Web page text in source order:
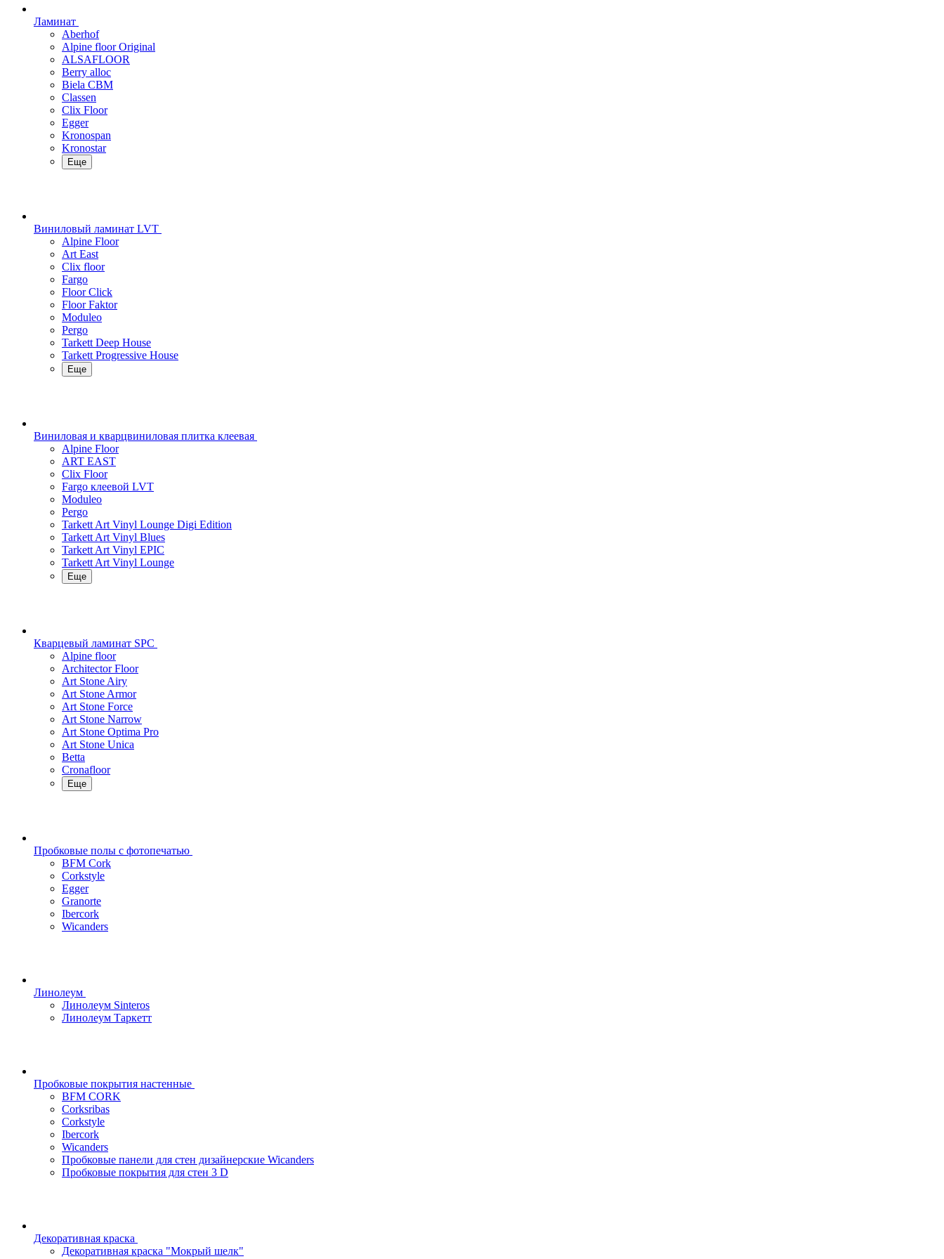
Ламинат
Aberhof
Alpine floor Original
ALSAFLOOR
Berry alloc
Biela CBM
Classen
Clix Floor
Egger
Kronospan
Kronostar
Еще
Виниловый ламинат LVT
Alpine Floor
Art East
Clix floor
Fargo
Floor Click
Floor Faktor
Moduleo
Pergo
Tarkett Deep House
Tarkett Progressive House
Еще
Виниловая и кварцвиниловая плитка клеевая
Alpine Floor
ART EAST
Clix Floor
Fargo клеевой LVT
Moduleo
Pergo
Tarkett Art Vinyl Lounge Digi Edition
Tarkett Art Vinyl Blues
Tarkett Art Vinyl EPIC
Tarkett Art Vinyl Lounge
Еще
Кварцевый ламинат SPC
Alpine floor
Architector Floor
Art Stone Airy
Art Stone Armor
Art Stone Force
Art Stone Narrow
Art Stone Optima Pro
Art Stone Unica
Betta
Cronafloor
Еще
Пробковые полы с фотопечатью
BFM Cork
Corkstyle
Egger
Granorte
Ibercork
Wicanders
Линолеум
Линолеум Sinteros
Линолеум Таркетт
Пробковые покрытия настенные
BFM CORK
Corksribas
Corkstyle
Ibercork
Wicanders
Пробковые панели для стен дизайнерские Wicanders
Пробковые покрытия для стен 3 D
Декоративная краска
Декоративная краска "Мокрый шелк"